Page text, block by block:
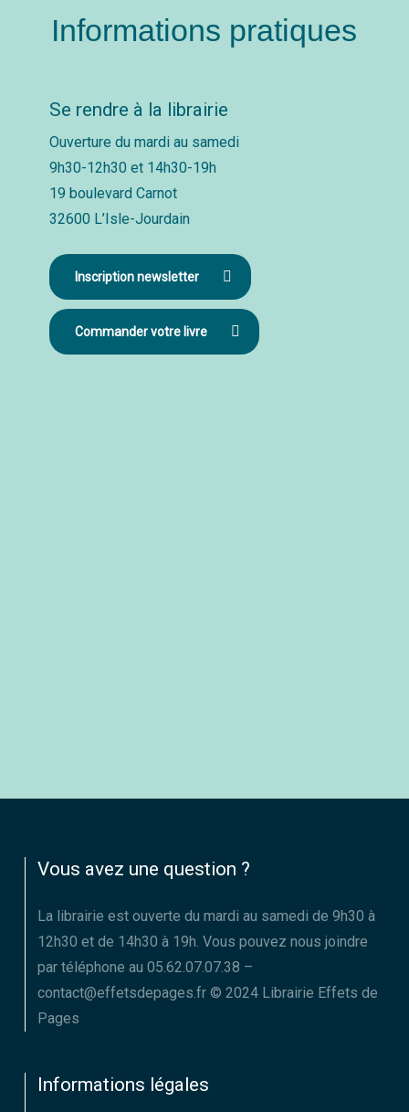
Informations pratiques
Se rendre à la librairie
Ouverture du mardi au samedi
9h30-12h30 et 14h30-19h
19 boulevard Carnot
32600 L’Isle-Jourdain
Inscription newsletter
Commander votre livre
Vous avez une question ?
La librairie est ouverte du mardi au samedi de 9h30 à
12h30 et de 14h30 à 19h. Vous pouvez nous joindre
par téléphone au 05.62.07.07.38 –
contact@effetsdepages.fr © 2024 Librairie Effets de
Pages
Informations légales